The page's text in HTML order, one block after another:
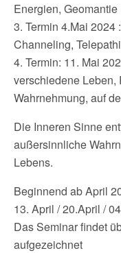
Energien, Geomantie
3. Termin 4.Mai
Channeling,
4. Termin: 11. Mai
verschiedene Leben,
Wahrnehmung, auf
Die Inneren Sinne
außersinnliche
Lebens.
Beginnend ab April
13. April / 20.April /
Das Seminar findet
aufgezeichnet